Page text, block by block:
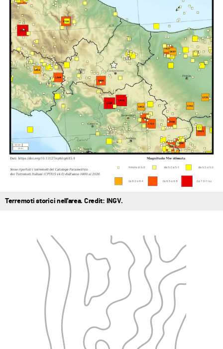
Terremoti storici nell'area. Credit: INGV.